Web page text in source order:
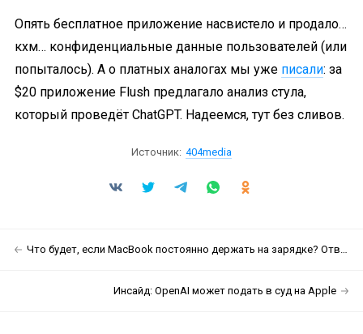
Опять бесплатное приложение насвистело и продало…
кхм… конфиденциальные данные пользователей (или
попыталось). А о платных аналогах мы уже писали: за
$20 приложение Flush предлагало анализ стула,
который проведёт ChatGPT. Надеемся, тут без сливов.
Источник: 404media
Что будет, если MacBook постоянно держать на зарядке? Ответ (не) убил
Инсайд: OpenAI может подать в суд на Apple